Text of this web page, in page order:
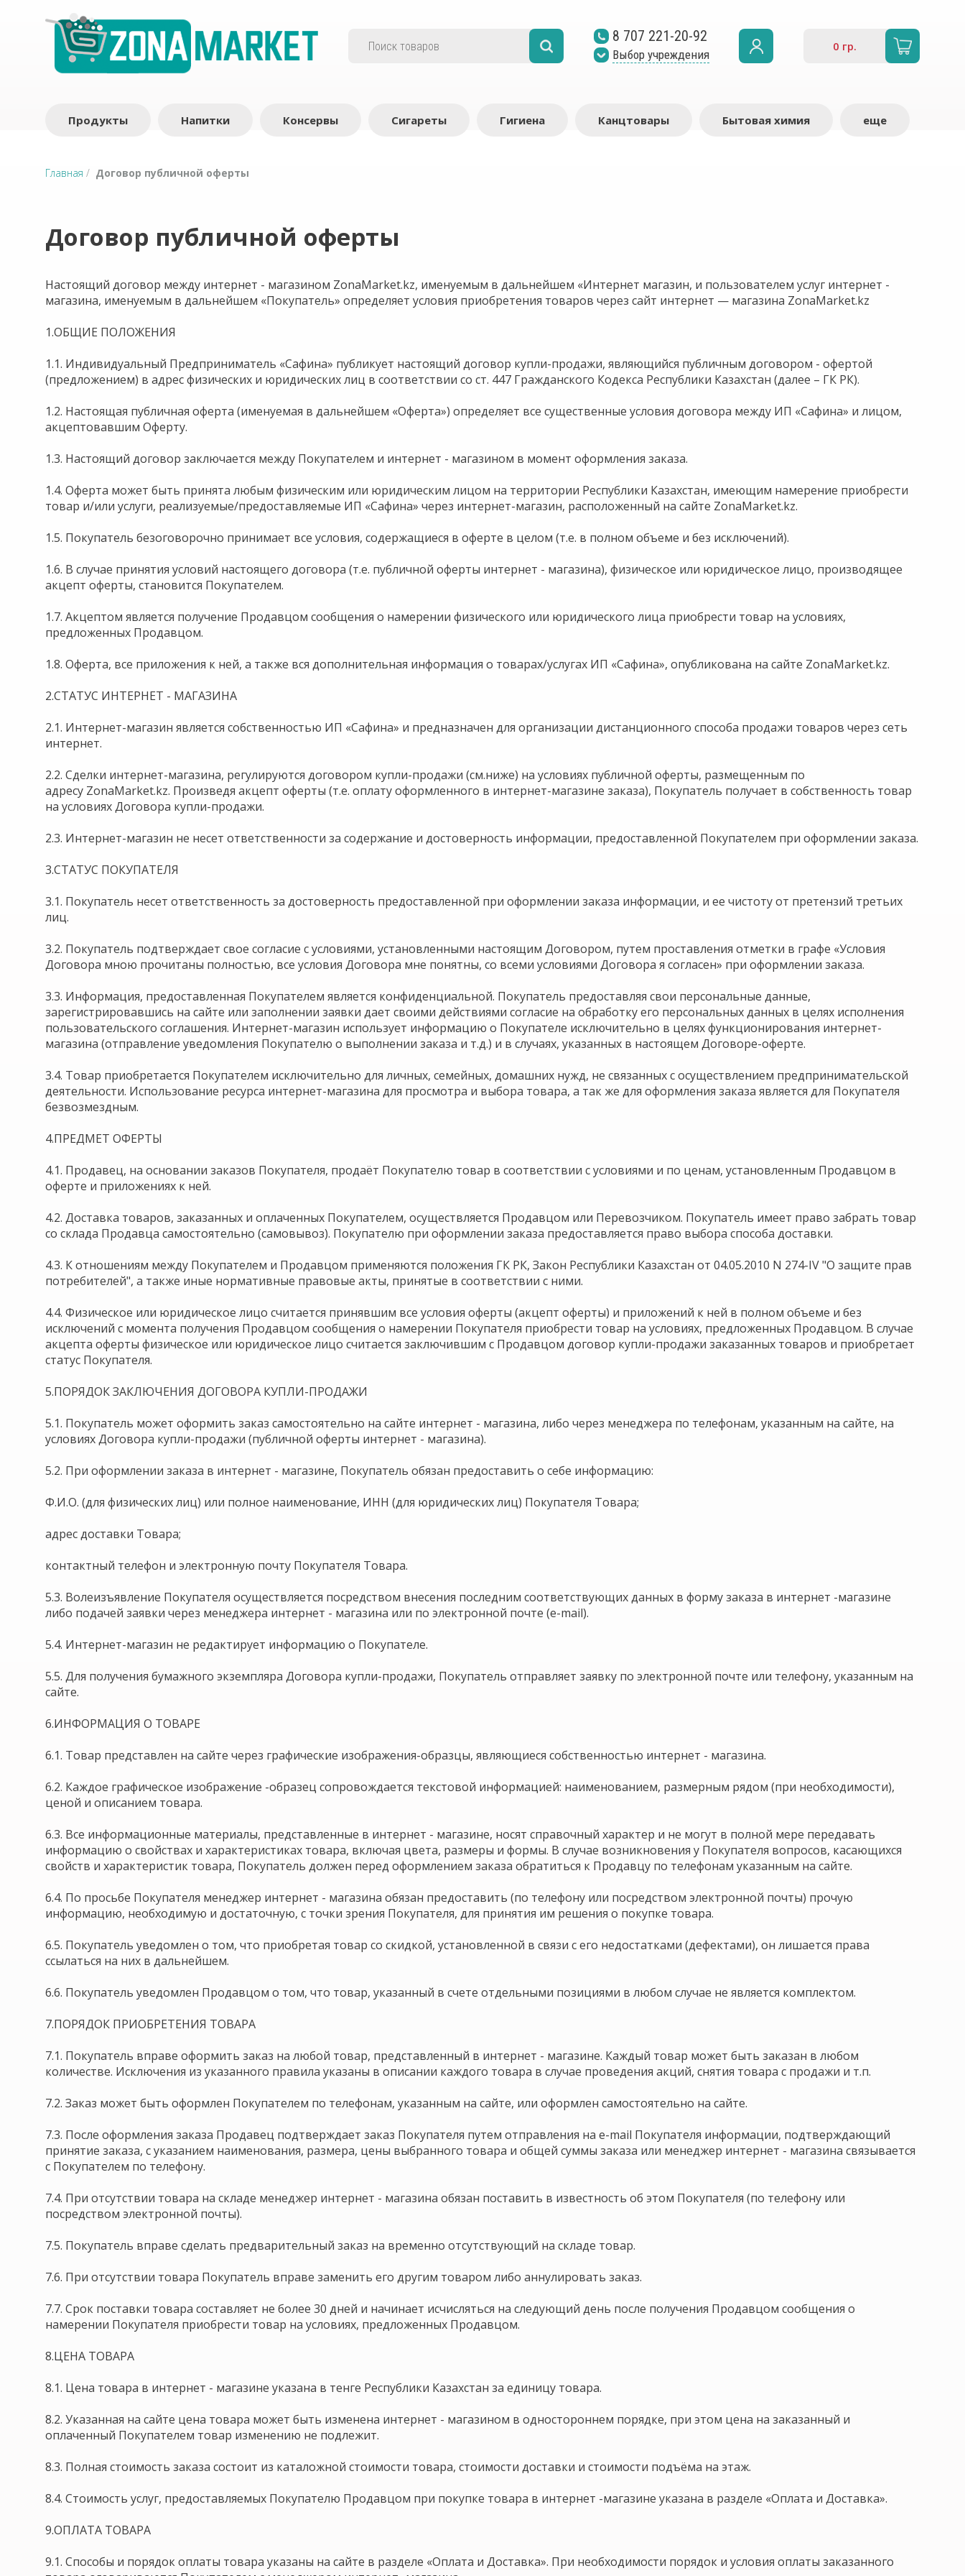
8 707 221-20-92
Выбор учреждения
0 гр.
Продукты Напитки Консервы Сигареты Гигиена Канцтовары Бытовая химия еще
Главная / Договор публичной оферты
Договор публичной оферты
Настоящий договор между интернет - магазином ZonaMarket.kz, именуемым в дальнейшем «Интернет магазин, и пользователем услуг интернет -
магазина, именуемым в дальнейшем «Покупатель» определяет условия приобретения товаров через сайт интернет — магазина ZonaMarket.kz
1.ОБЩИЕ ПОЛОЖЕНИЯ
1.1. Индивидуальный Предприниматель «Сафина» публикует настоящий договор купли-продажи, являющийся публичным договором - офертой
(предложением) в адрес физических и юридических лиц в соответствии со ст. 447 Гражданского Кодекса Республики Казахстан (далее – ГК РК).
1.2. Настоящая публичная оферта (именуемая в дальнейшем «Оферта») определяет все существенные условия договора между ИП «Сафина» и лицом,
акцептовавшим Оферту.
1.3. Настоящий договор заключается между Покупателем и интернет - магазином в момент оформления заказа.
1.4. Оферта может быть принята любым физическим или юридическим лицом на территории Республики Казахстан, имеющим намерение приобрести
товар и/или услуги, реализуемые/предоставляемые ИП «Сафина» через интернет-магазин, расположенный на сайте ZonaMarket.kz.
1.5. Покупатель безоговорочно принимает все условия, содержащиеся в оферте в целом (т.е. в полном объеме и без исключений).
1.6. В случае принятия условий настоящего договора (т.е. публичной оферты интернет - магазина), физическое или юридическое лицо, производящее
акцепт оферты, становится Покупателем.
1.7. Акцептом является получение Продавцом сообщения о намерении физического или юридического лица приобрести товар на условиях,
предложенных Продавцом.
1.8. Оферта, все приложения к ней, а также вся дополнительная информация о товарах/услугах ИП «Сафина», опубликована на сайте ZonaMarket.kz.
2.СТАТУС ИНТЕРНЕТ - МАГАЗИНА
2.1. Интернет-магазин является собственностью ИП «Сафина» и предназначен для организации дистанционного способа продажи товаров через сеть
интернет.
2.2. Сделки интернет-магазина, регулируются договором купли-продажи (см.ниже) на условиях публичной оферты, размещенным по
адресу ZonaMarket.kz. Произведя акцепт оферты (т.е. оплату оформленного в интернет-магазине заказа), Покупатель получает в собственность товар
на условиях Договора купли-продажи.
2.3. Интернет-магазин не несет ответственности за содержание и достоверность информации, предоставленной Покупателем при оформлении заказа.
3.СТАТУС ПОКУПАТЕЛЯ
3.1. Покупатель несет ответственность за достоверность предоставленной при оформлении заказа информации, и ее чистоту от претензий третьих
лиц.
3.2. Покупатель подтверждает свое согласие с условиями, установленными настоящим Договором, путем проставления отметки в графе «Условия
Договора мною прочитаны полностью, все условия Договора мне понятны, со всеми условиями Договора я согласен» при оформлении заказа.
3.3. Информация, предоставленная Покупателем является конфиденциальной. Покупатель предоставляя свои персональные данные,
зарегистрировавшись на сайте или заполнении заявки дает своими действиями согласие на обработку его персональных данных в целях исполнения
пользовательского соглашения. Интернет-магазин использует информацию о Покупателе исключительно в целях функционирования интернет-
магазина (отправление уведомления Покупателю о выполнении заказа и т.д.) и в случаях, указанных в настоящем Договоре-оферте.
3.4. Товар приобретается Покупателем исключительно для личных, семейных, домашних нужд, не связанных с осуществлением предпринимательской
деятельности. Использование ресурса интернет-магазина для просмотра и выбора товара, а так же для оформления заказа является для Покупателя
безвозмездным.
4.ПРЕДМЕТ ОФЕРТЫ
4.1. Продавец, на основании заказов Покупателя, продаёт Покупателю товар в соответствии с условиями и по ценам, установленным Продавцом в
оферте и приложениях к ней.
4.2. Доставка товаров, заказанных и оплаченных Покупателем, осуществляется Продавцом или Перевозчиком. Покупатель имеет право забрать товар
со склада Продавца самостоятельно (самовывоз). Покупателю при оформлении заказа предоставляется право выбора способа доставки.
4.3. К отношениям между Покупателем и Продавцом применяются положения ГК РК, Закон Республики Казахстан от 04.05.2010 N 274-IV "О защите прав
потребителей", а также иные нормативные правовые акты, принятые в соответствии с ними.
4.4. Физическое или юридическое лицо считается принявшим все условия оферты (акцепт оферты) и приложений к ней в полном объеме и без
исключений с момента получения Продавцом сообщения о намерении Покупателя приобрести товар на условиях, предложенных Продавцом. В случае
акцепта оферты физическое или юридическое лицо считается заключившим с Продавцом договор купли-продажи заказанных товаров и приобретает
статус Покупателя.
5.ПОРЯДОК ЗАКЛЮЧЕНИЯ ДОГОВОРА КУПЛИ-ПРОДАЖИ
5.1. Покупатель может оформить заказ самостоятельно на сайте интернет - магазина, либо через менеджера по телефонам, указанным на сайте, на
условиях Договора купли-продажи (публичной оферты интернет - магазина).
5.2. При оформлении заказа в интернет - магазине, Покупатель обязан предоставить о себе информацию:
Ф.И.О. (для физических лиц) или полное наименование, ИНН (для юридических лиц) Покупателя Товара;
адрес доставки Товара;
контактный телефон и электронную почту Покупателя Товара.
5.3. Волеизъявление Покупателя осуществляется посредством внесения последним соответствующих данных в форму заказа в интернет -магазине
либо подачей заявки через менеджера интернет - магазина или по электронной почте (e-mail).
5.4. Интернет-магазин не редактирует информацию о Покупателе.
5.5. Для получения бумажного экземпляра Договора купли-продажи, Покупатель отправляет заявку по электронной почте или телефону, указанным на
сайте.
6.ИНФОРМАЦИЯ О ТОВАРЕ
6.1. Товар представлен на сайте через графические изображения-образцы, являющиеся собственностью интернет - магазина.
6.2. Каждое графическое изображение -образец сопровождается текстовой информацией: наименованием, размерным рядом (при необходимости),
ценой и описанием товара.
6.3. Все информационные материалы, представленные в интернет - магазине, носят справочный характер и не могут в полной мере передавать
информацию о свойствах и характеристиках товара, включая цвета, размеры и формы. В случае возникновения у Покупателя вопросов, касающихся
свойств и характеристик товара, Покупатель должен перед оформлением заказа обратиться к Продавцу по телефонам указанным на сайте.
6.4. По просьбе Покупателя менеджер интернет - магазина обязан предоставить (по телефону или посредством электронной почты) прочую
информацию, необходимую и достаточную, с точки зрения Покупателя, для принятия им решения о покупке товара.
6.5. Покупатель уведомлен о том, что приобретая товар со скидкой, установленной в связи с его недостатками (дефектами), он лишается права
ссылаться на них в дальнейшем.
6.6. Покупатель уведомлен Продавцом о том, что товар, указанный в счете отдельными позициями в любом случае не является комплектом.
7.ПОРЯДОК ПРИОБРЕТЕНИЯ ТОВАРА
7.1. Покупатель вправе оформить заказ на любой товар, представленный в интернет - магазине. Каждый товар может быть заказан в любом
количестве. Исключения из указанного правила указаны в описании каждого товара в случае проведения акций, снятия товара с продажи и т.п.
7.2. Заказ может быть оформлен Покупателем по телефонам, указанным на сайте, или оформлен самостоятельно на сайте.
7.3. После оформления заказа Продавец подтверждает заказ Покупателя путем отправления на e-mail Покупателя информации, подтверждающий
принятие заказа, с указанием наименования, размера, цены выбранного товара и общей суммы заказа или менеджер интернет - магазина связывается
с Покупателем по телефону.
7.4. При отсутствии товара на складе менеджер интернет - магазина обязан поставить в известность об этом Покупателя (по телефону или
посредством электронной почты).
7.5. Покупатель вправе сделать предварительный заказ на временно отсутствующий на складе товар.
7.6. При отсутствии товара Покупатель вправе заменить его другим товаром либо аннулировать заказ.
7.7. Срок поставки товара составляет не более 30 дней и начинает исчисляться на следующий день после получения Продавцом сообщения о
намерении Покупателя приобрести товар на условиях, предложенных Продавцом.
8.ЦЕНА ТОВАРА
8.1. Цена товара в интернет - магазине указана в тенге Республики Казахстан за единицу товара.
8.2. Указанная на сайте цена товара может быть изменена интернет - магазином в одностороннем порядке, при этом цена на заказанный и
оплаченный Покупателем товар изменению не подлежит.
8.3. Полная стоимость заказа состоит из каталожной стоимости товара, стоимости доставки и стоимости подъёма на этаж.
8.4. Стоимость услуг, предоставляемых Покупателю Продавцом при покупке товара в интернет -магазине указана в разделе «Оплата и Доставка».
9.ОПЛАТА ТОВАРА
9.1. Способы и порядок оплаты товара указаны на сайте в разделе «Оплата и Доставка». При необходимости порядок и условия оплаты заказанного